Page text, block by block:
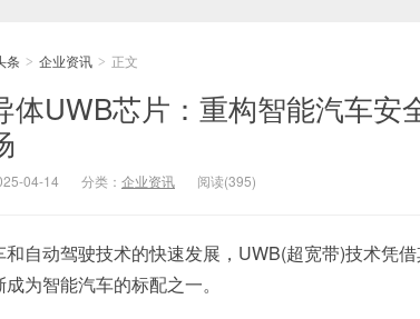
条 > 企业资讯 > 正文
体UWB芯片：重构智能汽车安
04-14 分类： 企业资讯 阅读(395)
和自动驾驶技术的快速发展，UWB(超宽带)技术凭
为智能汽车的标配之一。